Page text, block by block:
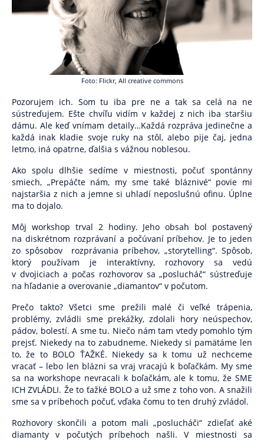
Blog Skrotiť Draka
Foto: Flickr, All creative commons
Pozorujem ich. Som tu iba pre ne a tak sa celá na ne
sústreďujem. Ešte chvíľu vidím v každej z nich iba staršiu
dámu. Ale keď vnímam detaily…Každá rozpráva jedinečne a
každá inak kladie svoje ruky na stôl, alebo pije čaj, jedna
letmo, iná opatrne, ďalšia s vážnou noblesou.
Ako spolu dlhšie sedíme v miestnosti, počuť spontánny
smiech, „Prepáčte nám, my sme také bláznivé“ povie mi
najstaršia z nich a jemne si uhladí neposlušnú ofinu. Úplne
ma to dojalo.
Môj workshop trval 2 hodiny. Jeho obsah bol postavený
na diskrétnom rozprávaní a počúvaní príbehov. Je to jeden
zo spôsobov
rozprávania príbehov, „storytelling“. Spôsob,
ktorý používam je interaktívny, rozhovory sa vedú
v dvojiciach a počas rozhovorov sa „poslucháč“ sústreďuje
na hľadanie a overovanie „diamantov“ v počutom.
Prečo takto? Všetci sme prežili malé či veľké trápenia,
problémy, zvládli sme prekážky, zdolali hory neúspechov,
pádov, bolestí. A sme tu. Niečo nám tam vtedy pomohlo tým
prejsť. Niekedy na to zabudneme. Niekedy si pamätáme len
to, že to BOLO ŤAŽKÉ. Niekedy sa k tomu už nechceme
vracať – lebo len blázni sa vraj vracajú k boľačkám. My sme
sa na workshope nevracali k boľačkám, ale k tomu, že SME
ICH ZVLÁDLI. Že to ťažké BOLO a už sme z toho von. A snažili
sme sa v príbehoch počuť, vďaka čomu to ten druhý zvládol.
Rozhovory skončili a potom mali „poslucháči“ zdieľať aké
diamanty v počutých príbehoch našli. V miestnosti sa